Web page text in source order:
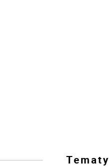
Tematy